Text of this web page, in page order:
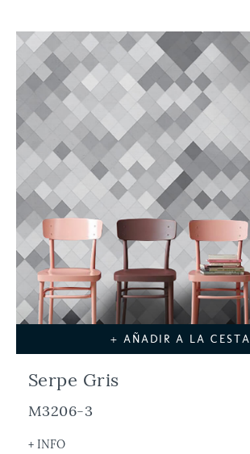
+ AÑADIR A LA CESTA
Serpe Gris
M3206-3
+ INFO